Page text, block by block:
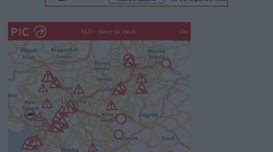
SLO - stanje na cestah 30s